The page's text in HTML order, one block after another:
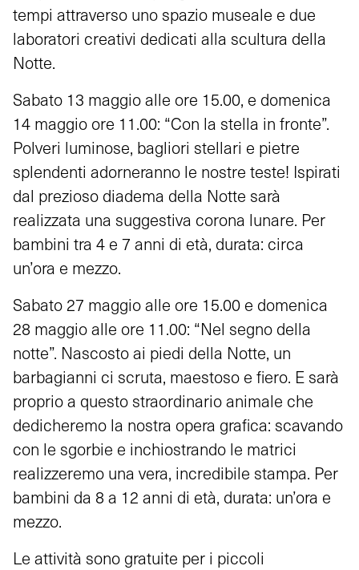
tempi attraverso uno spazio museale e due
laboratori creativi dedicati alla scultura della
Notte.
Sabato 13 maggio alle ore 15.00, e domenica
14 maggio ore 11.00: “Con la stella in fronte”.
Polveri luminose, bagliori stellari e pietre
splendenti adorneranno le nostre teste! Ispirati
dal prezioso diadema della Notte sarà
realizzata una suggestiva corona lunare. Per
bambini tra 4 e 7 anni di età, durata: circa
un’ora e mezzo.
Sabato 27 maggio alle ore 15.00 e domenica
28 maggio alle ore 11.00: “Nel segno della
notte”. Nascosto ai piedi della Notte, un
barbagianni ci scruta, maestoso e fiero. E sarà
proprio a questo straordinario animale che
dedicheremo la nostra opera grafica: scavando
con le sgorbie e inchiostrando le matrici
realizzeremo una vera, incredibile stampa. Per
bambini da 8 a 12 anni di età, durata: un’ora e
mezzo.
Le attività sono gratuite per i piccoli